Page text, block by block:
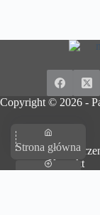
Copyright © 2026 -
Dodaj
Kontakt
Strona główna